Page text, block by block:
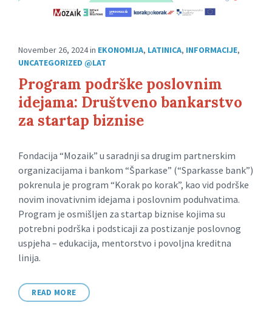
November 26, 2024in EKONOMIJA, LATINICA, INFORMACIJE,
UNCATEGORIZED @LAT
Program podrške poslovnim
idejama: Društveno bankarstvo
za startap biznise
Fondacija “Mozaik” u saradnji sa drugim partnerskim
organizacijama i bankom “Šparkase” (“Sparkasse bank”)
pokrenula je program “Korak po korak”, kao vid podrške
novim inovativnim idejama i poslovnim poduhvatima.
Program je osmišljen za startap biznise kojima su
potrebni podrška i podsticaji za postizanje poslovnog
uspjeha – edukacija, mentorstvo i povoljna kreditna
linija.
READ MORE